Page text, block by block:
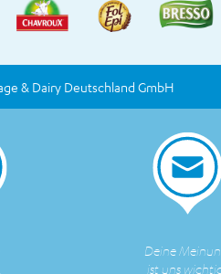
& Dairy Deutschland GmbH
Deine
ist uns